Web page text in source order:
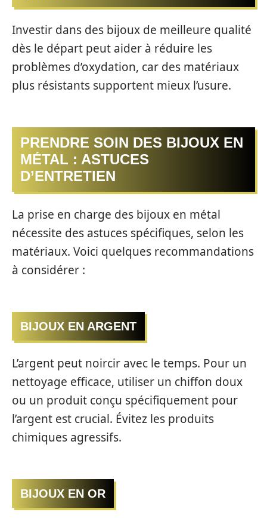
Investir dans des bijoux de meilleure qualité
dès le départ peut aider à réduire les
problèmes d’oxydation, car des matériaux
plus résistants supportent mieux l’usure.
PRENDRE SOIN DES BIJOUX EN
MÉTAL : ASTUCES
D’ENTRETIEN
La prise en charge des bijoux en métal
nécessite des astuces spécifiques, selon les
matériaux. Voici quelques recommandations
à considérer :
BIJOUX EN ARGENT
L’argent peut noircir avec le temps. Pour un
nettoyage efficace, utiliser un chiffon doux
ou un produit conçu spécifiquement pour
l’argent est crucial. Évitez les produits
chimiques agressifs.
BIJOUX EN OR